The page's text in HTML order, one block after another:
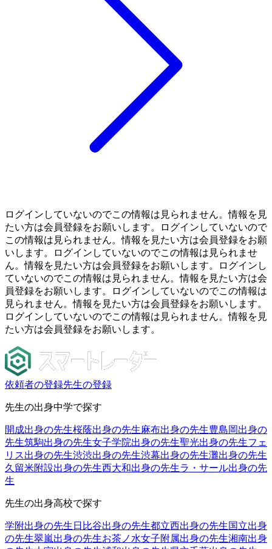
ログインしていないのでこの情報は見られません。情報を見
たい方は会員登録をお願いします。ログインしていないので
この情報は見られません。情報を見たい方は会員登録をお願
いします。ログインしていないのでこの情報は見られませ
ん。情報を見たい方は会員登録をお願いします。ログインし
ていないのでこの情報は見られません。情報を見たい方は会
員登録をお願いします。ログインしていないのでこの情報は
見られません。情報を見たい方は会員登録をお願いします。
ログインしていないのでこの情報は見られません。情報を見
たい方は会員登録をお願いします。
依頼者の登録先生の登録
先生の出身中学で探す
開成出身の先生桜蔭出身の先生麻布出身の先生豊島岡出身の
先生筑駒出身の先生女子学院出身の先生聖光出身の先生フェ
リス出身の先生渋渋出身の先生渋幕出身の先生灘出身の先生
久留米附設出身の先生西大和出身の先生ラ・サール出身の先
生
先生の出身高校で探す
学附出身の先生 日比谷出身の先生都立西出身の先生国立出身
の先生翠嵐出身の先生お茶ノ水女子附属出身の先生湘南出身